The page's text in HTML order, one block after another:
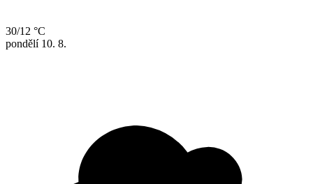
30/12 °C
pondělí 10. 8.